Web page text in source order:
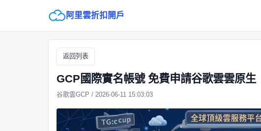
阿里雲折扣開戶
返回列表
GCP國際實名帳號 免費申請谷歌雲雲原生
谷歌雲GCP / 2026-06-11 15:03:03